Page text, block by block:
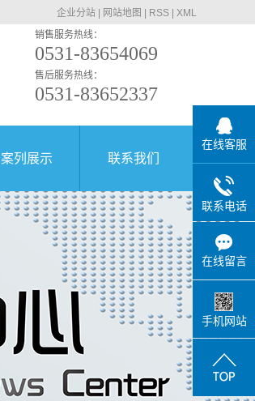
企业分站 网站地图 RSS
XML
销售服务热线：
0531-83654069
售后服务热线：
0531-83652337
案列展示 联系我们
在线客服
联系电话
在线留言
手机网站